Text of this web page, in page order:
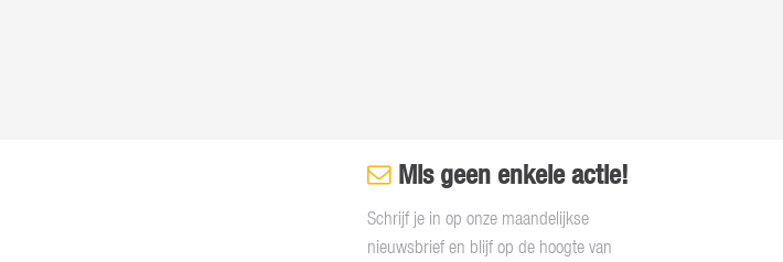
Mis geen enkele actie!
Schrijf je in op onze maandelijkse
nieuwsbrief en blijf op de hoogte van